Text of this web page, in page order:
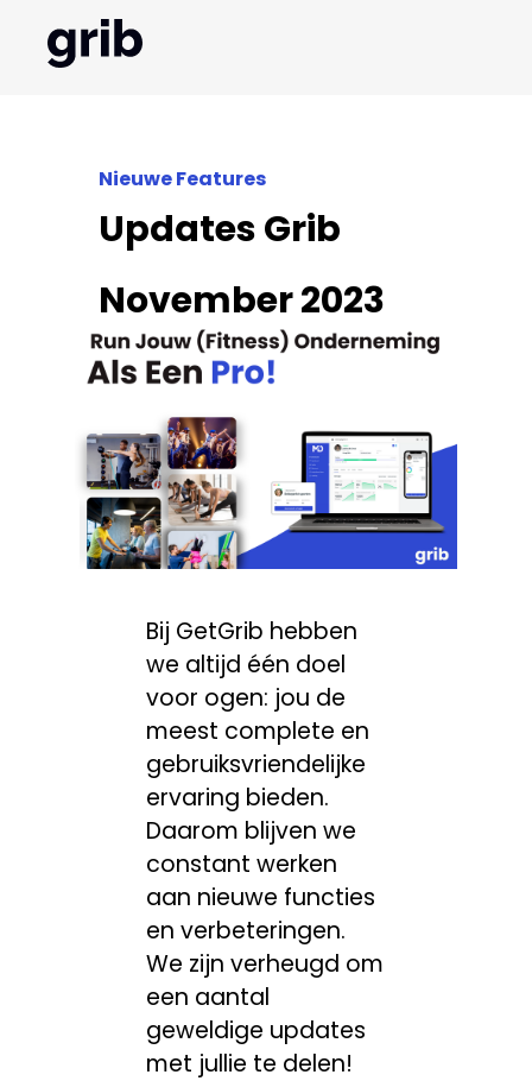
Nieuwe Features
Updates Grib
November 2023
Bij GetGrib hebben
we altijd één doel
voor ogen: jou de
meest complete en
gebruiksvriendelijke
ervaring bieden.
Daarom blijven we
constant werken
aan nieuwe functies
en verbeteringen.
We zijn verheugd om
een aantal
geweldige updates
met jullie te delen!